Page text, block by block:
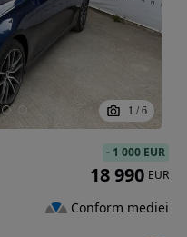
1 / 6
- 1 000 EUR
18 990 EUR
Conform mediei